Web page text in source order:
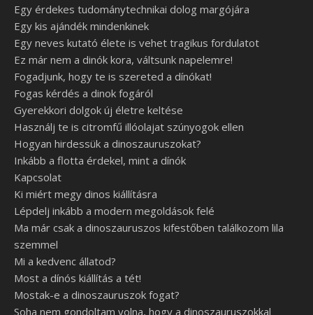
Egy érdekes tudománytechnikai dolog margójára
Egy kis ajándék mindenkinek
Egy neves kutató élete is vehet tragikus fordulatot
Ez már nem a dinók kora, váltsunk napelemre!
Fogadjunk, hogy te is szereted a dínókat!
Fogas kérdés a dinok fogáról
Gyerekkori dolgok új életre keltése
Használj te is citromfű illóolajat szúnyogok ellen
Hogyan hirdessük a dinoszauruszokat?
Inkább a flotta érdekel, mint a dínók
Kapcsolat
Ki miért megy dinos kiállításra
Lépdelj inkább a modern megoldások felé
Ma már csak a dinoszauruszos kifestőben találkozom lila
szemmel
Mi a kedvenc állatod?
Most a dínós kiállítás a tét!
Mostak-e a dinoszauruszok fogat?
Soha nem gondoltam volna, hogy a dinoszauruszokkal